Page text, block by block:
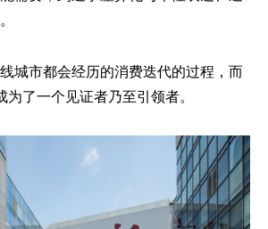
城市都会经历的消费迭代的过程，而
了一个见证者乃至引领者。